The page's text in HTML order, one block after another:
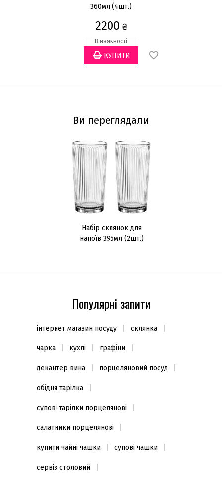
360мл (4шт.)
2200 ₴
В наявності
Ви переглядали
Набір склянок для
напоїв 395мл (2шт.)
Популярні запити
інтернет магазин посуду склянка
чарка кухлі графіни
декантер вина порцеляновий посуд
обідня тарілка
супові тарілки порцелянові
салатники порцелянові
купити чайні чашки супові чашки
сервіз столовий